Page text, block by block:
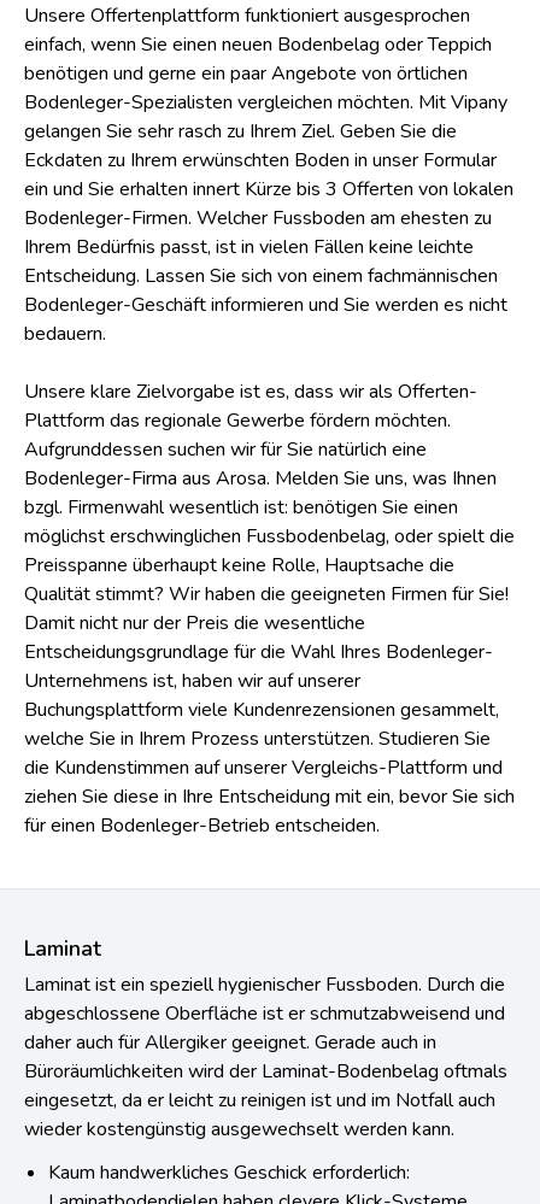
Unsere Offertenplattform funktioniert ausgesprochen
einfach, wenn Sie einen neuen Bodenbelag oder Teppich
benötigen und gerne ein paar Angebote von örtlichen
Bodenleger-Spezialisten vergleichen möchten. Mit Vipany
gelangen Sie sehr rasch zu Ihrem Ziel. Geben Sie die
Eckdaten zu Ihrem erwünschten Boden in unser Formular
ein und Sie erhalten innert Kürze bis 3 Offerten von lokalen
Bodenleger-Firmen. Welcher Fussboden am ehesten zu
Ihrem Bedürfnis passt, ist in vielen Fällen keine leichte
Entscheidung. Lassen Sie sich von einem fachmännischen
Bodenleger-Geschäft informieren und Sie werden es nicht
bedauern.
Unsere klare Zielvorgabe ist es, dass wir als Offerten-
Plattform das regionale Gewerbe fördern möchten.
Aufgrunddessen suchen wir für Sie natürlich eine
Bodenleger-Firma aus Arosa. Melden Sie uns, was Ihnen
bzgl. Firmenwahl wesentlich ist: benötigen Sie einen
möglichst erschwinglichen Fussbodenbelag, oder spielt die
Preisspanne überhaupt keine Rolle, Hauptsache die
Qualität stimmt? Wir haben die geeigneten Firmen für Sie!
Damit nicht nur der Preis die wesentliche
Entscheidungsgrundlage für die Wahl Ihres Bodenleger-
Unternehmens ist, haben wir auf unserer
Buchungsplattform viele Kundenrezensionen gesammelt,
welche Sie in Ihrem Prozess unterstützen. Studieren Sie
die Kundenstimmen auf unserer Vergleichs-Plattform und
ziehen Sie diese in Ihre Entscheidung mit ein, bevor Sie sich
für einen Bodenleger-Betrieb entscheiden.
Laminat
Laminat ist ein speziell hygienischer Fussboden. Durch die
abgeschlossene Oberfläche ist er schmutzabweisend und
daher auch für Allergiker geeignet. Gerade auch in
Büroräumlichkeiten wird der Laminat-Bodenbelag oftmals
eingesetzt, da er leicht zu reinigen ist und im Notfall auch
wieder kostengünstig ausgewechselt werden kann.
Kaum handwerkliches Geschick erforderlich: